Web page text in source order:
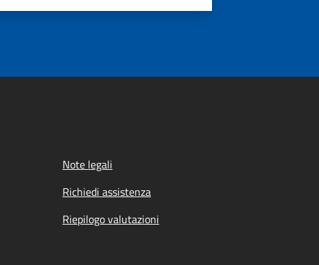
Note legali
Richiedi assistenza
Riepilogo valutazioni